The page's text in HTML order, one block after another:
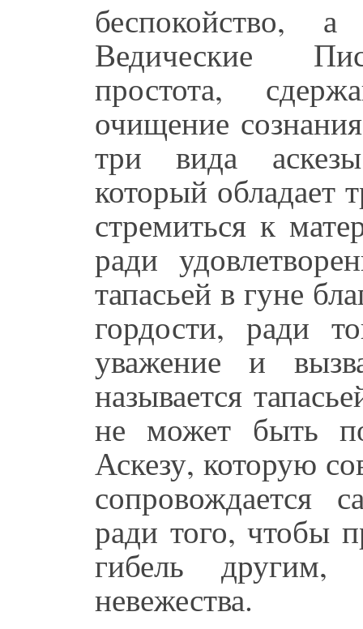
беспокойство,
Ведические
простота,
очищение
три вида
который обладает
стремиться к
ради
тапасьей в гуне
гордости, ради
уважение и
называется
не может быть
Аскезу, которую
сопровождается
ради того, чтобы
гибель другим,
невежества.